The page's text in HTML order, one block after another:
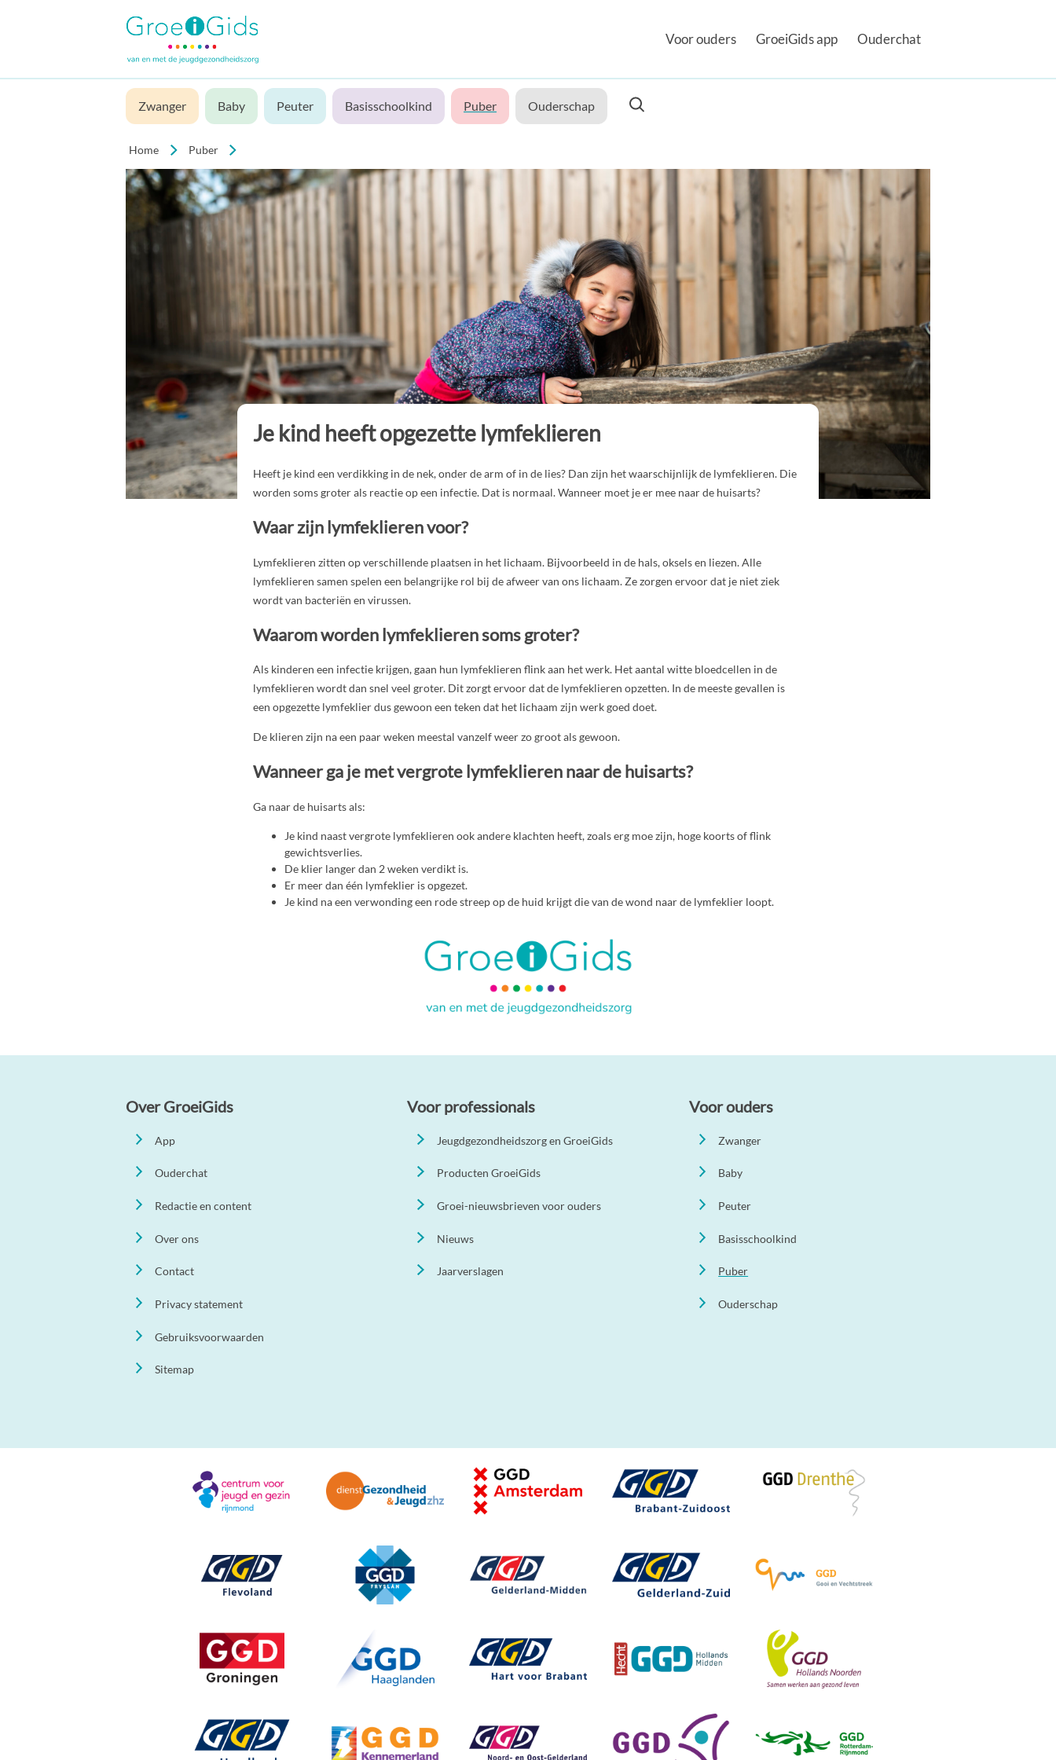
Voor ouders GroeiGids app Ouderchat
Zwanger Baby Peuter Basisschoolkind Puber Ouderschap
Home Puber
Je kind heeft opgezette lymfeklieren
Heeft je kind een verdikking in de nek, onder de arm of in de lies? Dan zijn het waarschijnlijk de lymfeklieren. Die
worden soms groter als reactie op een infectie. Dat is normaal. Wanneer moet je er mee naar de huisarts?
Waar zijn lymfeklieren voor?
Lymfeklieren zitten op verschillende plaatsen in het lichaam. Bijvoorbeeld in de hals, oksels en liezen. Alle
lymfeklieren samen spelen een belangrijke rol bij de afweer van ons lichaam. Ze zorgen ervoor dat je niet ziek
wordt van bacteriën en virussen.
Waarom worden lymfeklieren soms groter?
Als kinderen een infectie krijgen, gaan hun lymfeklieren flink aan het werk. Het aantal witte bloedcellen in de
lymfeklieren wordt dan snel veel groter. Dit zorgt ervoor dat de lymfeklieren opzetten. In de meeste gevallen is
een opgezette lymfeklier dus gewoon een teken dat het lichaam zijn werk goed doet.
De klieren zijn na een paar weken meestal vanzelf weer zo groot als gewoon.
Wanneer ga je met vergrote lymfeklieren naar de huisarts?
Ga naar de huisarts als:
Je kind naast vergrote lymfeklieren ook andere klachten heeft, zoals erg moe zijn, hoge koorts of flink
gewichtsverlies.
De klier langer dan 2 weken verdikt is.
Er meer dan één lymfeklier is opgezet.
Je kind na een verwonding een rode streep op de huid krijgt die van de wond naar de lymfeklier loopt.
Over GroeiGids
App
Ouderchat
Redactie en content
Over ons
Contact
Privacy statement
Gebruiksvoorwaarden
Sitemap
Voor professionals
Jeugdgezondheidszorg en GroeiGids
Producten GroeiGids
Groei-nieuwsbrieven voor ouders
Nieuws
Jaarverslagen
Voor ouders
Zwanger
Baby
Peuter
Basisschoolkind
Puber
Ouderschap